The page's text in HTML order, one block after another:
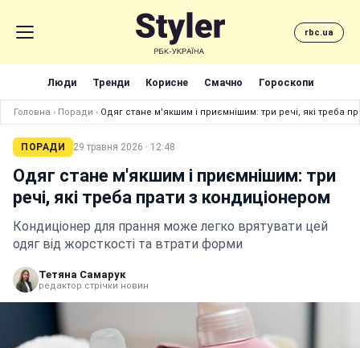
rbc.ua
Люди Тренди Корисне Смачно Гороскопи
Головна › Поради › Одяг стане м'якшим і приємнішим: три речі, які треба
ПОРАДИ 29 травня 2026 · 12:48
Одяг стане м'якшим і приємнішим: три
речі, які треба прати з кондиціонером
Кондиціонер для прання може легко врятувати цей
одяг від жорсткості та втрати форми
Тетяна Самарук
редактор стрічки новин